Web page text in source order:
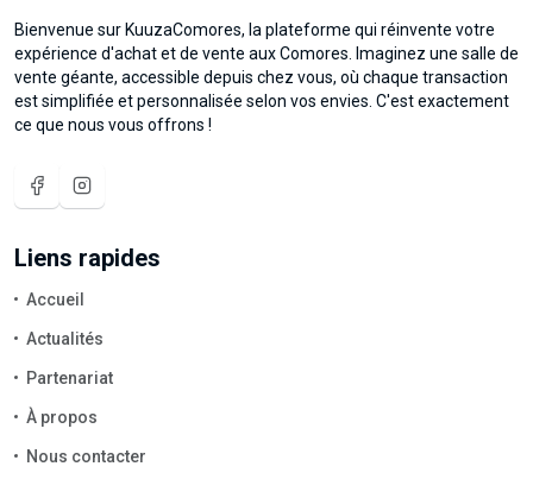
Bienvenue sur KuuzaComores, la plateforme qui réinvente votre
expérience d'achat et de vente aux Comores. Imaginez une salle de
vente géante, accessible depuis chez vous, où chaque transaction
est simplifiée et personnalisée selon vos envies. C'est exactement
ce que nous vous offrons !
Liens rapides
Accueil
Actualités
Partenariat
À propos
Nous contacter